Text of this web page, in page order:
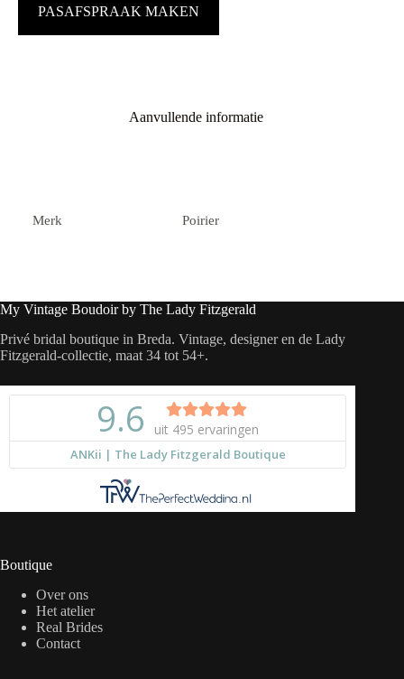
PASAFSPRAAK MAKEN
Aanvullende informatie
Merk Poirier
My Vintage Boudoir by The Lady Fitzgerald
Privé bridal boutique in Breda. Vintage, designer en de Lady
Fitzgerald-collectie, maat 34 tot 54+.
Boutique
Over ons
Het atelier
Real Brides
Contact